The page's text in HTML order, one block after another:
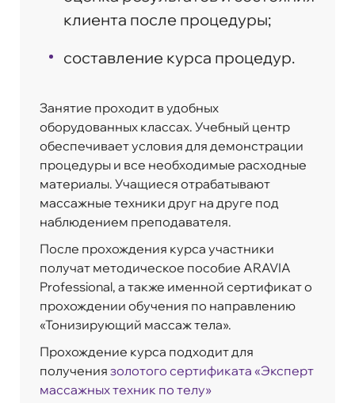
клиента после процедуры;
составление курса процедур.
Занятие проходит в удобных
оборудованных классах. Учебный центр
обеспечивает условия для демонстрации
процедуры и все необходимые расходные
материалы. Учащиеся отрабатывают
массажные техники друг на друге под
наблюдением преподавателя.
После прохождения курса участники
получат методическое пособие ARAVIA
Professional, а также именной сертификат о
прохождении обучения по направлению
«Тонизирующий массаж тела».
Прохождение курса подходит для
получения золотого сертификата «Эксперт
массажных техник по телу»